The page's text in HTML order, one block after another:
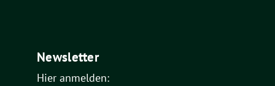
Newsletter
Hier anmelden: